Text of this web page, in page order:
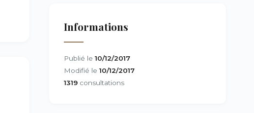
Informations
Publié le 10/12/2017
Modifié le 10/12/2017
1319 consultations